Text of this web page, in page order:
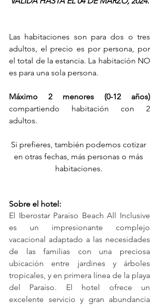
Las habitaciones son para dos o tres
adultos, el precio es por persona, por
el total de la estancia. La habitación NO
es para una sola persona.
compartiendo habitación con 2
adultos.
Si prefieres, también podemos cotizar
en otras fechas, más personas o más
habitaciones.
Sobre el hotel:
El Iberostar Paraiso Beach All Inclusive
es un impresionante complejo
vacacional adaptado a las necesidades
de las familias con una preciosa
ubicación entre jardines y árboles
tropicales, y en primera línea de la playa
del Paraíso. El hotel ofrece un
excelente servicio y gran abundancia